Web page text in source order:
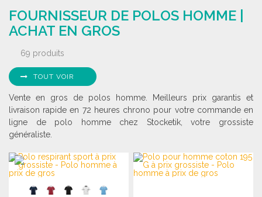
FOURNISSEUR DE POLOS HOMME |
ACHAT EN GROS
69 produits
TOUT VOIR
Vente en gros de polos homme. Meilleurs prix garantis et
livraison rapide en 72 heures chrono pour votre commande en
ligne de polo homme chez Stocketik, votre grossiste
généraliste.